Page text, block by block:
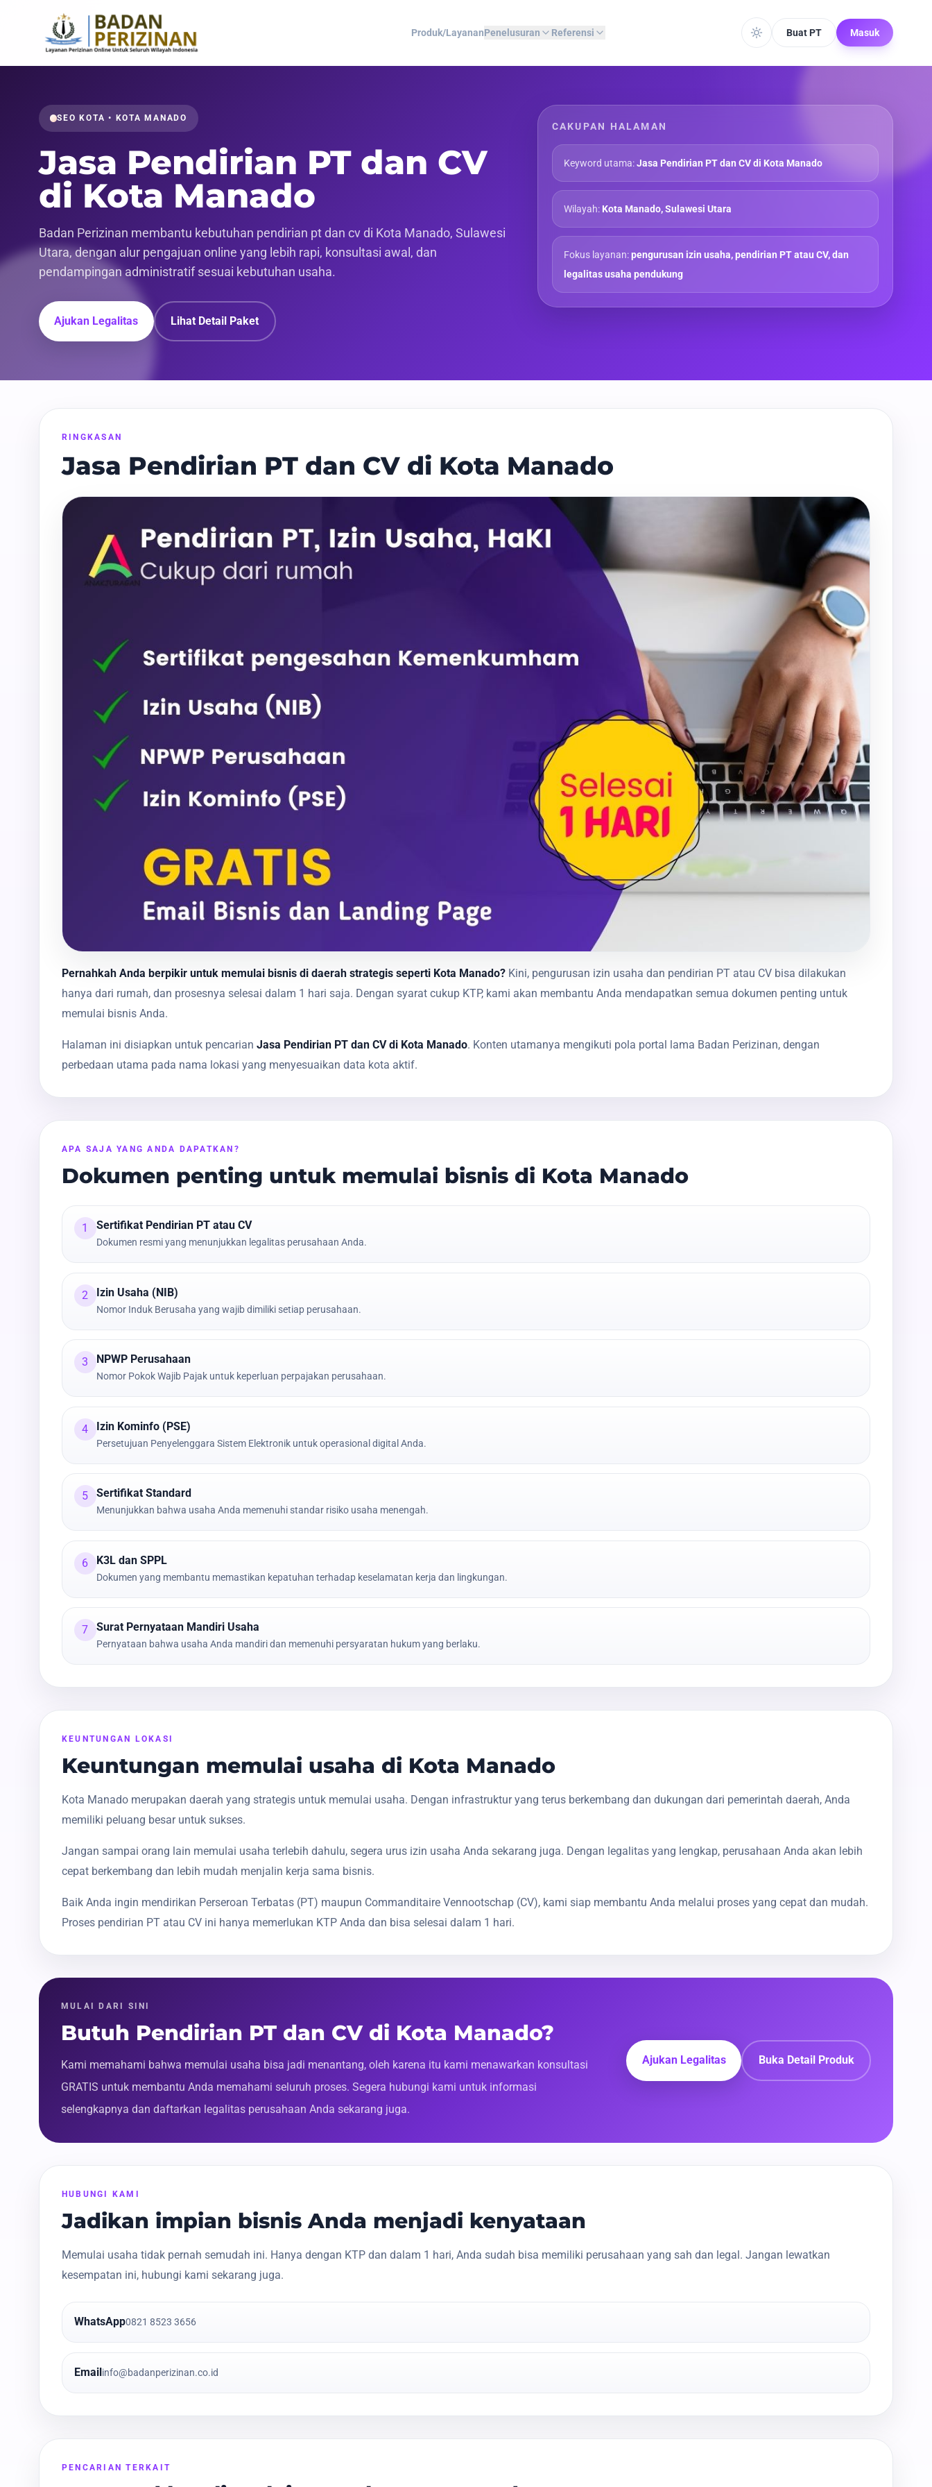
Produk/LayananPenelusuran Referensi Buat PT Masuk
SEO KOTA • KOTA MANADO
Jasa Pendirian PT dan CV
di Kota Manado
Badan Perizinan membantu kebutuhan pendirian pt dan cv di Kota Manado, Sulawesi
Utara, dengan alur pengajuan online yang lebih rapi, konsultasi awal, dan
pendampingan administratif sesuai kebutuhan usaha.
Ajukan Legalitas Lihat Detail Paket
CAKUPAN HALAMAN
Keyword utama:Jasa Pendirian PT dan CV di Kota Manado
Wilayah: Kota Manado, Sulawesi Utara
Fokus layanan:pengurusan izin usaha, pendirian PT atau CV, dan
legalitas usaha pendukung
RINGKASAN
Jasa Pendirian PT dan CV di Kota Manado
Pernahkah Anda berpikir untuk memulai bisnis di daerah strategis seperti Kota Manado? Kini, pengurusan izin usaha dan pendirian PT atau CV bisa dilakukan
hanya dari rumah, dan prosesnya selesai dalam 1 hari saja. Dengan syarat cukup KTP, kami akan membantu Anda mendapatkan semua dokumen penting untuk
memulai bisnis Anda.
Halaman ini disiapkan untuk pencarian Jasa Pendirian PT dan CV di Kota Manado. Konten utamanya mengikuti pola portal lama Badan Perizinan, dengan
perbedaan utama pada nama lokasi yang menyesuaikan data kota aktif.
APA SAJA YANG ANDA DAPATKAN?
Dokumen penting untuk memulai bisnis di Kota Manado
1 Sertifikat Pendirian PT atau CV
Dokumen resmi yang menunjukkan legalitas perusahaan Anda.
2 Izin Usaha (NIB)
Nomor Induk Berusaha yang wajib dimiliki setiap perusahaan.
3 NPWP Perusahaan
Nomor Pokok Wajib Pajak untuk keperluan perpajakan perusahaan.
4 Izin Kominfo (PSE)
Persetujuan Penyelenggara Sistem Elektronik untuk operasional digital Anda.
5 Sertifikat Standard
Menunjukkan bahwa usaha Anda memenuhi standar risiko usaha menengah.
6 K3L dan SPPL
Dokumen yang membantu memastikan kepatuhan terhadap keselamatan kerja dan lingkungan.
7 Surat Pernyataan Mandiri Usaha
Pernyataan bahwa usaha Anda mandiri dan memenuhi persyaratan hukum yang berlaku.
KEUNTUNGAN LOKASI
Keuntungan memulai usaha di Kota Manado
Kota Manado merupakan daerah yang strategis untuk memulai usaha. Dengan infrastruktur yang terus berkembang dan dukungan dari pemerintah daerah, Anda
memiliki peluang besar untuk sukses.
Jangan sampai orang lain memulai usaha terlebih dahulu, segera urus izin usaha Anda sekarang juga. Dengan legalitas yang lengkap, perusahaan Anda akan lebih
cepat berkembang dan lebih mudah menjalin kerja sama bisnis.
Baik Anda ingin mendirikan Perseroan Terbatas (PT) maupun Commanditaire Vennootschap (CV), kami siap membantu Anda melalui proses yang cepat dan mudah.
Proses pendirian PT atau CV ini hanya memerlukan KTP Anda dan bisa selesai dalam 1 hari.
MULAI DARI SINI
Butuh Pendirian PT dan CV di Kota Manado?
Kami memahami bahwa memulai usaha bisa jadi menantang, oleh karena itu kami menawarkan konsultasi
GRATIS untuk membantu Anda memahami seluruh proses. Segera hubungi kami untuk informasi
selengkapnya dan daftarkan legalitas perusahaan Anda sekarang juga.
Ajukan Legalitas Buka Detail Produk
HUBUNGI KAMI
Jadikan impian bisnis Anda menjadi kenyataan
Memulai usaha tidak pernah semudah ini. Hanya dengan KTP dan dalam 1 hari, Anda sudah bisa memiliki perusahaan yang sah dan legal. Jangan lewatkan
kesempatan ini, hubungi kami sekarang juga.
WhatsApp0821 8523 3656
Emailinfo@badanperizinan.co.id
PENCARIAN TERKAIT